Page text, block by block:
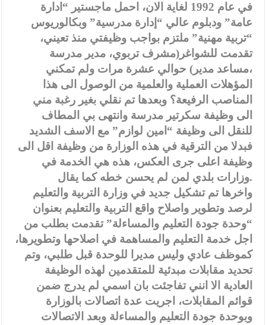
في عام 1992 لغاية الان، احمل ماجستير “ادارة
عامة” ودبلوم عالي “إدارة مدرسية” وبكالوريوس
“تربية مهنية” ملتزم بواجب وظيفتي منذ تعيني،
تقدمت للشواغر(مشرف تربوي، مدير مدرسة
،مساعد مدير) حوالي عشرة مرات ولم تمكني
المؤهلات العملية والعلمية من الوصول الى هذا
المناصب الرفيعة؟ وبعدها تم نقلي بغير رغبة مني
الى وظيفة سكرتير مدرسة وانتهى بي المطاف
للنقل الى وظيفة “امين لوازم” مع الاسف الشديد
فبدلا من الترقية في هذه الوزارة من وظيفة اقل الى
وظيفة اعلى جرى العكس، هذه هي الخدمة في
وزارات بلدي لمن لم يحسن خطه كما يقال.
واخرها تم تشكيل جديد في وزارة التربية والتعليم
لرصد وتطوير واصلاح واقع التربية والتعليم بعنوان
“وحدة جودة التعليم والمساءلة” تقدمت بطلب من
اجل خدمة التعليم والمساهمة في اصلاحها وتطويرها،
كموظف عادي وليس مديرا للوحدة قبل طلبي، وتم
تحديد مقابلات مبدئية للمتقدمين لهذه الوظيفة
العادية الا انني تفاجئت بان اسمي لم يدرج ضمن
قوائم المقابلات، اجريت عدة اتصالات بالوزارة
وبوحدة جودة التعليم والمساءلة وبعد الاتصالات